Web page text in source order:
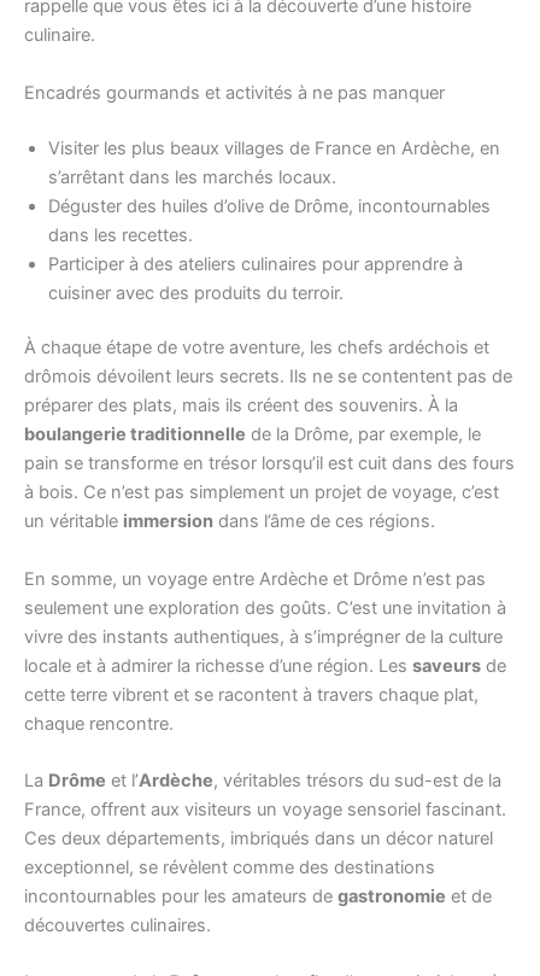
rappelle que vous êtes ici à la découverte d’une histoire
culinaire.
Encadrés gourmands et activités à ne pas manquer
Visiter les plus beaux villages de France en Ardèche, en
s’arrêtant dans les marchés locaux.
Déguster des huiles d’olive de Drôme, incontournables
dans les recettes.
Participer à des ateliers culinaires pour apprendre à
cuisiner avec des produits du terroir.
À chaque étape de votre aventure, les chefs ardéchois et
drômois dévoilent leurs secrets. Ils ne se contentent pas de
préparer des plats, mais ils créent des souvenirs. À la
boulangerie traditionnelle de la Drôme, par exemple, le
pain se transforme en trésor lorsqu’il est cuit dans des fours
à bois. Ce n’est pas simplement un projet de voyage, c’est
un véritable immersion dans l’âme de ces régions.
En somme, un voyage entre Ardèche et Drôme n’est pas
seulement une exploration des goûts. C’est une invitation à
vivre des instants authentiques, à s’imprégner de la culture
locale et à admirer la richesse d’une région. Les saveurs de
cette terre vibrent et se racontent à travers chaque plat,
chaque rencontre.
La Drôme et l’Ardèche, véritables trésors du sud-est de la
France, offrent aux visiteurs un voyage sensoriel fascinant.
Ces deux départements, imbriqués dans un décor naturel
exceptionnel, se révèlent comme des destinations
incontournables pour les amateurs de gastronomie et de
découvertes culinaires.